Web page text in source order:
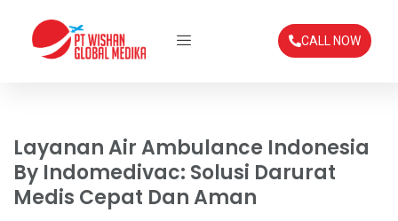
CALL NOW
Layanan Air Ambulance Indonesia
By Indomedivac: Solusi Darurat
Medis Cepat Dan Aman